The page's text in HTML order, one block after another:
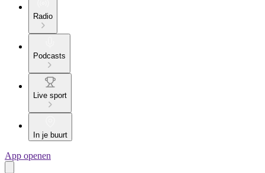
Radio
Podcasts
Live sport
In je buurt
App openen